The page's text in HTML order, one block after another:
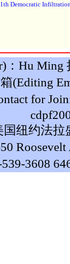
Democratic
：Hu Ming
(Editing
for
国纽约法拉
3608